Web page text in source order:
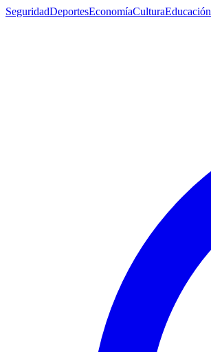
SeguridadDeportesEconomíaCulturaEducación